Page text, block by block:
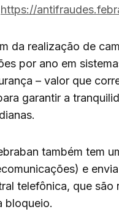
https://
da realização de
por ano em
– valor que
garantir a
também tem
e
telefônica, que são
bloqueio.